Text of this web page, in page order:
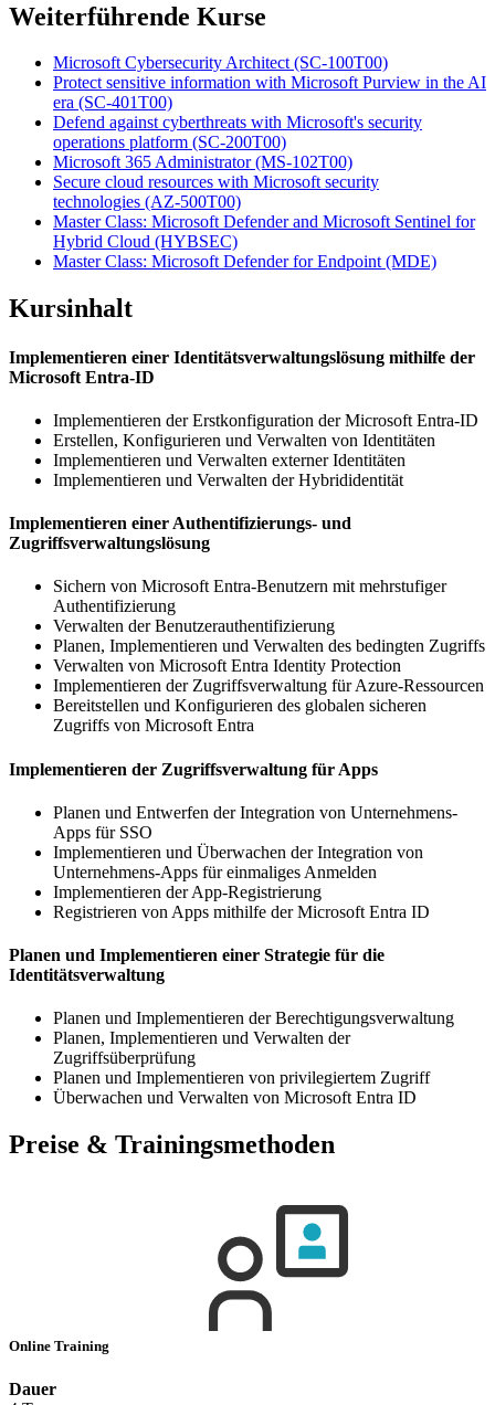
Weiterführende Kurse
Microsoft Cybersecurity Architect(SC-100T00)
Protect sensitive information with Microsoft Purview in the AI
era (SC-401T00)
Defend against cyberthreats with Microsoft's security
operations platform (SC-200T00)
Microsoft 365 Administrator(MS-102T00)
Secure cloud resources with Microsoft security
technologies (AZ-500T00)
Master Class: Microsoft Defender and Microsoft Sentinel for
Hybrid Cloud (HYBSEC)
Master Class: Microsoft Defender for Endpoint(MDE)
Kursinhalt
Implementieren einer Identitätsverwaltungslösung mithilfe der
Microsoft Entra-ID
Implementieren der Erstkonfiguration der Microsoft Entra-ID
Erstellen, Konfigurieren und Verwalten von Identitäten
Implementieren und Verwalten externer Identitäten
Implementieren und Verwalten der Hybrididentität
Implementieren einer Authentifizierungs- und
Zugriffsverwaltungslösung
Sichern von Microsoft Entra-Benutzern mit mehrstufiger
Authentifizierung
Verwalten der Benutzerauthentifizierung
Planen, Implementieren und Verwalten des bedingten Zugriffs
Verwalten von Microsoft Entra Identity Protection
Implementieren der Zugriffsverwaltung für Azure-Ressourcen
Bereitstellen und Konfigurieren des globalen sicheren
Zugriffs von Microsoft Entra
Implementieren der Zugriffsverwaltung für Apps
Planen und Entwerfen der Integration von Unternehmens-
Apps für SSO
Implementieren und Überwachen der Integration von
Unternehmens-Apps für einmaliges Anmelden
Implementieren der App-Registrierung
Registrieren von Apps mithilfe der Microsoft Entra ID
Planen und Implementieren einer Strategie für die
Identitätsverwaltung
Planen und Implementieren der Berechtigungsverwaltung
Planen, Implementieren und Verwalten der
Zugriffsüberprüfung
Planen und Implementieren von privilegiertem Zugriff
Überwachen und Verwalten von Microsoft Entra ID
Preise & Trainingsmethoden
Online Training
Dauer